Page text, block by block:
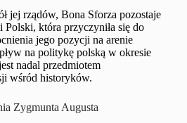
jej rządów, Bona Sforza pozostaje
która przyczyniła się do
jego pozycji na arenie
na politykę polską w okresie
nadal przedmiotem
wśród historyków.
Zygmunta Augusta